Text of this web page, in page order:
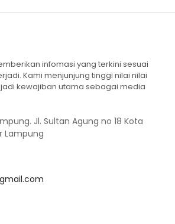
infomasi yang terkini sesuai
Kami menjunjung tinggi nilai nilai
kewajiban utama sebagai media
Jl. Sultan Agung no 18 Kota
Lampung